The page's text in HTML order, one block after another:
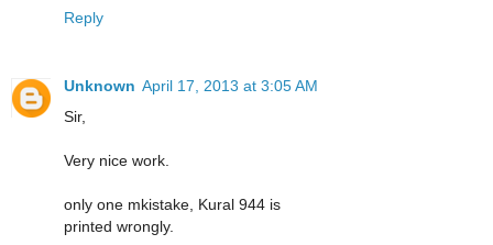
Reply
Unknown April 17, 2013 at 3:05 AM
Sir,
Very nice work.
only one mkistake, Kural 944 is
printed wrongly.